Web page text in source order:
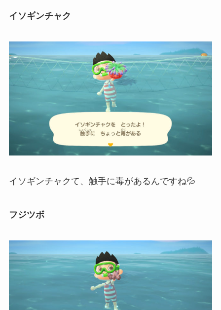
イソギンチャク
イソギンチャクて、触手に毒があるんですね💦
フジツボ